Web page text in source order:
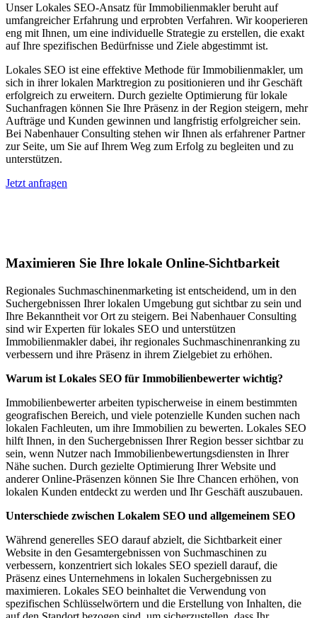
Unser Lokales SEO-Ansatz für Immobilienmakler beruht auf
umfangreicher Erfahrung und erprobten Verfahren. Wir kooperieren
eng mit Ihnen, um eine individuelle Strategie zu erstellen, die exakt
auf Ihre spezifischen Bedürfnisse und Ziele abgestimmt ist.
Lokales SEO ist eine effektive Methode für Immobilienmakler, um
sich in ihrer lokalen Marktregion zu positionieren und ihr Geschäft
erfolgreich zu erweitern. Durch gezielte Optimierung für lokale
Suchanfragen können Sie Ihre Präsenz in der Region steigern, mehr
Aufträge und Kunden gewinnen und langfristig erfolgreicher sein.
Bei Nabenhauer Consulting stehen wir Ihnen als erfahrener Partner
zur Seite, um Sie auf Ihrem Weg zum Erfolg zu begleiten und zu
unterstützen.
Jetzt anfragen
Maximieren Sie Ihre lokale Online-Sichtbarkeit
Regionales Suchmaschinenmarketing ist entscheidend, um in den
Suchergebnissen Ihrer lokalen Umgebung gut sichtbar zu sein und
Ihre Bekanntheit vor Ort zu steigern. Bei Nabenhauer Consulting
sind wir Experten für lokales SEO und unterstützen
Immobilienmakler dabei, ihr regionales Suchmaschinenranking zu
verbessern und ihre Präsenz in ihrem Zielgebiet zu erhöhen.
Warum ist Lokales SEO für Immobilienbewerter wichtig?
Immobilienbewerter arbeiten typischerweise in einem bestimmten
geografischen Bereich, und viele potenzielle Kunden suchen nach
lokalen Fachleuten, um ihre Immobilien zu bewerten. Lokales SEO
hilft Ihnen, in den Suchergebnissen Ihrer Region besser sichtbar zu
sein, wenn Nutzer nach Immobilienbewertungsdiensten in Ihrer
Nähe suchen. Durch gezielte Optimierung Ihrer Website und
anderer Online-Präsenzen können Sie Ihre Chancen erhöhen, von
lokalen Kunden entdeckt zu werden und Ihr Geschäft auszubauen.
Unterschiede zwischen Lokalem SEO und allgemeinem SEO
Während generelles SEO darauf abzielt, die Sichtbarkeit einer
Website in den Gesamtergebnissen von Suchmaschinen zu
verbessern, konzentriert sich lokales SEO speziell darauf, die
Präsenz eines Unternehmens in lokalen Suchergebnissen zu
maximieren. Lokales SEO beinhaltet die Verwendung von
spezifischen Schlüsselwörtern und die Erstellung von Inhalten, die